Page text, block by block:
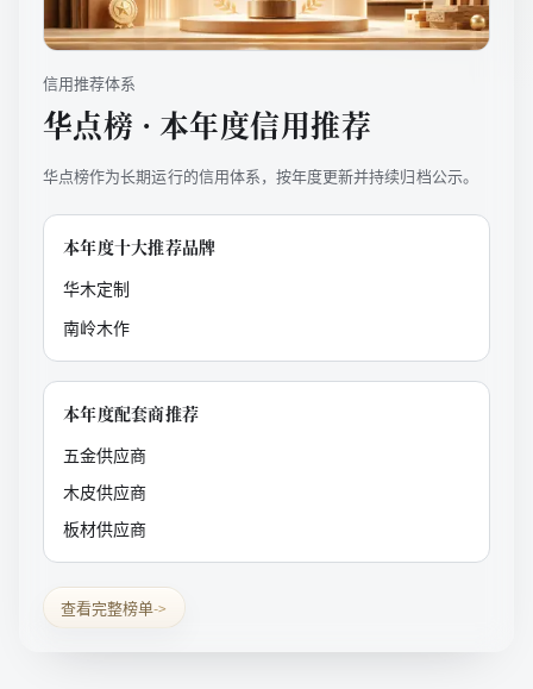
信用推荐体系
华点榜 · 本年度信用推荐
华点榜作为长期运行的信用体系，按年度更新并持续归档公示。
本年度十大推荐品牌
华木定制
南岭木作
本年度配套商推荐
五金供应商
木皮供应商
板材供应商
查看完整榜单->